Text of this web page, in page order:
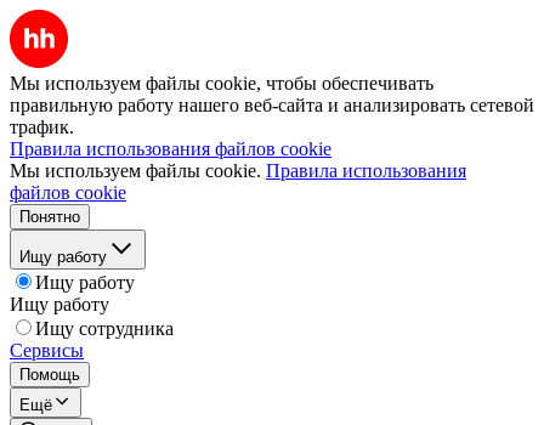
Мы используем файлы cookie, чтобы обеспечивать
правильную работу нашего веб-сайта и анализировать сетевой
трафик.
Правила использования файлов cookie
Мы используем файлы cookie. Правила использования
файлов cookie
Понятно
Ищу работу
Ищу работу
Ищу работу
Ищу сотрудника
Сервисы
Помощь
Ещё